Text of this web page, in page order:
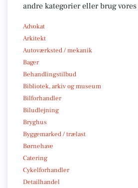
andre kategorier eller brug vores
Advokat
Arkitekt
Autoværksted / mekanik
Bager
Behandlingstilbud
Bibliotek, arkiv og museum
Bilforhandler
Biludlejning
Bryghus
Byggemarked / trælast
Børnehave
Catering
Cykelforhandler
Detailhandel